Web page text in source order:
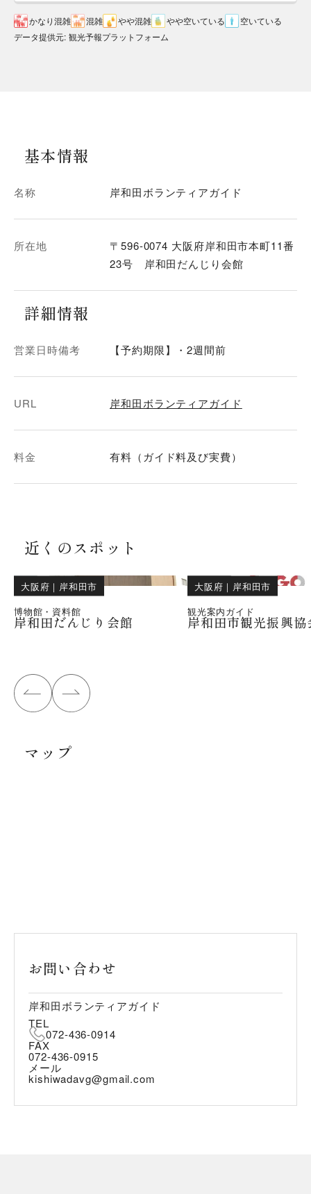
かなり混雑 混雑 やや混雑 やや空いている
空いている
データ提供元: 観光予報プラットフォーム
基本情報
名称 岸和田ボランティアガイド
所在地
〒596-0074 大阪府岸和田市本町11番
23号 岸和田だんじり会館
詳細情報
営業日時備考 【予約期限】・2週間前
URL 岸和田ボランティアガイド
料金 有料（ガイド料及び実費）
近くのスポット
大阪府 ｜ 岸和田市
博物館・資料館
岸和田だんじり会館
大阪府 ｜ 岸和田市
観光案内ガイド
岸和田市観光振興協
マップ
お問い合わせ
岸和田ボランティアガイド
TEL
072-436-0914
FAX
072-436-0915
メール
kishiwadavg@gmail.com